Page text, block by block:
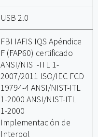
USB 2.0
FBI IAFIS IQS Apéndice
F (FAP60) certificado
ANSI/NIST-ITL 1-
2007/2011 ISO/IEC FCD
19794-4 ANSI/NIST-ITL
1-2000 ANSI/NIST-ITL
1-2000
Implementación de
Interpol